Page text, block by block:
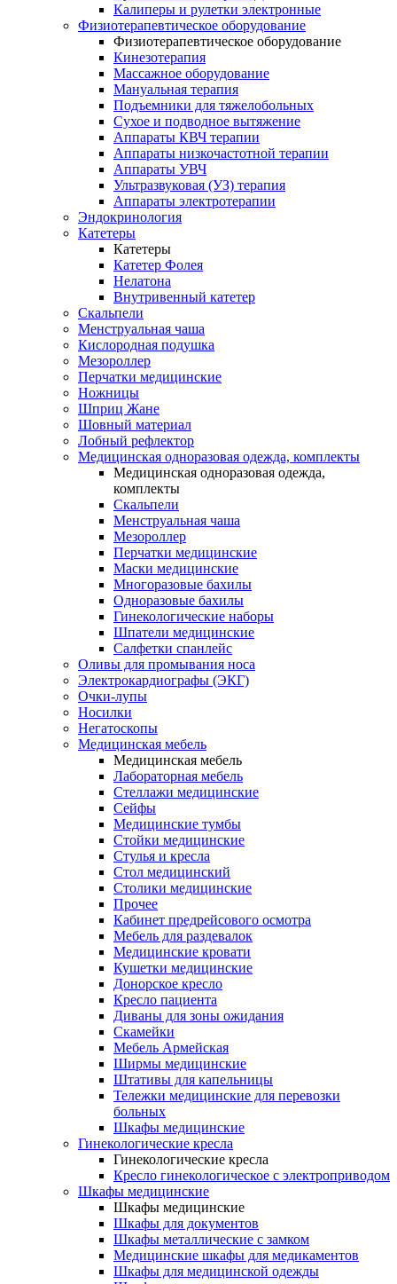
Калиперы и рулетки электронные
Физиотерапевтическое оборудование
Физиотерапевтическое оборудование
Кинезотерапия
Массажное оборудование
Мануальная терапия
Подъемники для тяжелобольных
Сухое и подводное вытяжение
Аппараты КВЧ терапии
Аппараты низкочастотной терапии
Аппараты УВЧ
Ультразвуковая (УЗ) терапия
Аппараты электротерапии
Эндокринология
Катетеры
Катетеры
Катетер Фолея
Нелатона
Внутривенный катетер
Скальпели
Менструальная чаша
Кислородная подушка
Мезороллер
Перчатки медицинские
Ножницы
Шприц Жане
Шовный материал
Лобный рефлектор
Медицинская одноразовая одежда, комплекты
Медицинская одноразовая одежда,
комплекты
Скальпели
Менструальная чаша
Мезороллер
Перчатки медицинские
Маски медицинские
Многоразовые бахилы
Одноразовые бахилы
Гинекологические наборы
Шпатели медицинские
Салфетки спанлейс
Оливы для промывания носа
Электрокардиографы (ЭКГ)
Очки-лупы
Носилки
Негатоскопы
Медицинская мебель
Медицинская мебель
Лабораторная мебель
Стеллажи медицинские
Сейфы
Медицинские тумбы
Стойки медицинские
Cтулья и кресла
Стол медицинский
Столики медицинские
Прочее
Кабинет предрейсового осмотра
Мебель для раздевалок
Медицинские кровати
Кушетки медицинские
Донорское кресло
Кресло пациента
Диваны для зоны ожидания
Скамейки
Мебель Армейская
Ширмы медицинские
Штативы для капельницы
Тележки медицинские для перевозки
больных
Шкафы медицинские
Гинекологические кресла
Гинекологические кресла
Кресло гинекологическое с электроприводом
Шкафы медицинские
Шкафы медицинские
Шкафы для документов
Шкафы металлические с замком
Медицинские шкафы для медикаментов
Шкафы для медицинской одежды